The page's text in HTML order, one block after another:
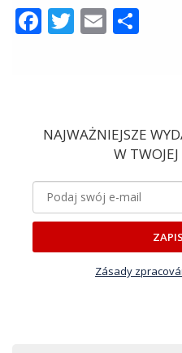
Facebook
Twitter
Email
NAJWAŻNIEJSZE
W TWOJEJ
Zásady